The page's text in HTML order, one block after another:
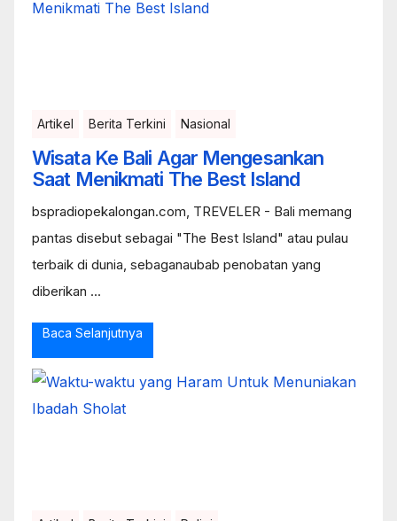
Artikel Berita Terkini Nasional
Wisata Ke Bali Agar Mengesankan
Saat Menikmati The Best Island
bspradiopekalongan.com, TREVELER - Bali memang
pantas disebut sebagai "The Best Island" atau pulau
terbaik di dunia, sebaganaubab penobatan yang
diberikan ...
Baca Selanjutnya